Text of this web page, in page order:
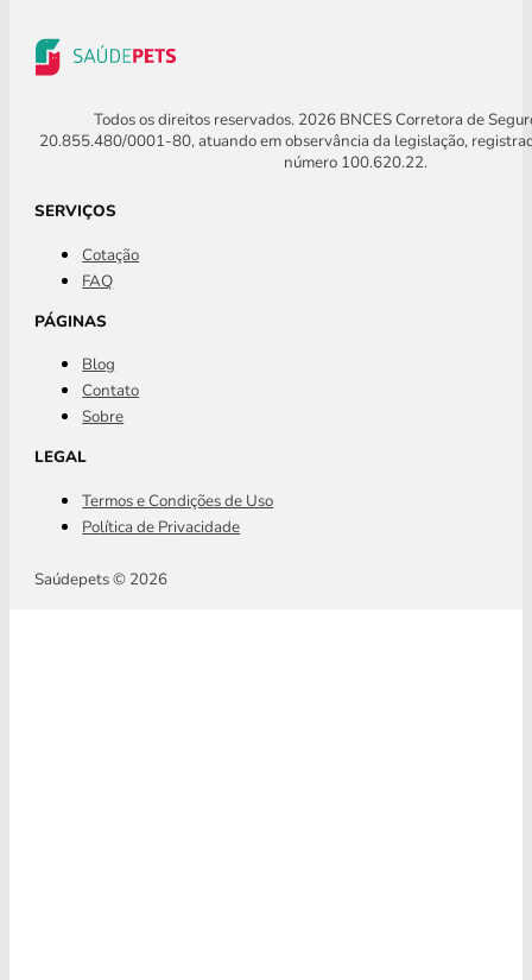
Todos os direitos reservados. 2026 BNCES Corretora de
20.855.480/0001-80, atuando em observância da legislação,
número 100.620.22.
SERVIÇOS
Cotação
FAQ
PÁGINAS
Blog
Contato
Sobre
LEGAL
Termos e Condições de Uso
Política de Privacidade
Saúdepets © 2026